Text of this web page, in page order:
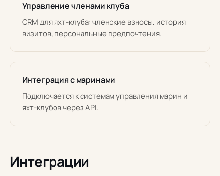
Управление членами клуба
CRM для яхт-клуба: членские взносы, история
визитов, персональные предпочтения.
Интеграция с маринами
Подключается к системам управления марин и
яхт-клубов через API.
Интеграции